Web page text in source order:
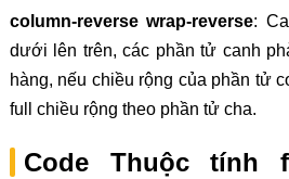
column-reverse wrap-reverse:
dưới lên trên, các phần tử canh
hàng, nếu chiều rộng của phần tử
full chiều rộng theo phần tử cha.
Code Thuộc tính